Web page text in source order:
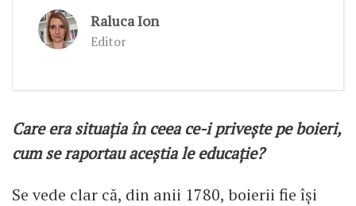
Raluca Ion
Editor
Care era situația în ceea ce-i privește pe boieri,
cum se raportau aceștia le educație?
Se vede clar că, din anii 1780, boierii fie își